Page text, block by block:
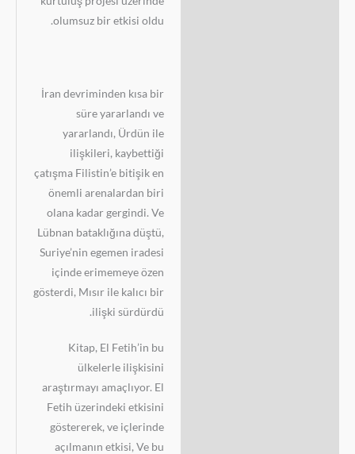
olumsuz bir etkisi oldu.
İran devriminden kısa bir
süre yararlandı ve
yararlandı, Ürdün ile
ilişkileri, kaybettiği
çatışma Filistin’e bitişik en
önemli arenalardan biri
olana kadar gergindi. Ve
Lübnan bataklığına düştü,
Suriye’nin egemen iradesi
içinde erimemeye özen
gösterdi, Mısır ile kalıcı bir
ilişki sürdürdü.
Kitap, El Fetih’in bu
ülkelerle ilişkisini
araştırmayı amaçlıyor. El
Fetih üzerindeki etkisini
göstererek, ve içlerinde
açılmanın etkisi, Ve bu